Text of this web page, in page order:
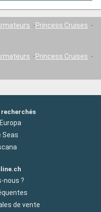
Princess Cruises
Princess Cruises
recherchés
Seas
nous ?
de vente